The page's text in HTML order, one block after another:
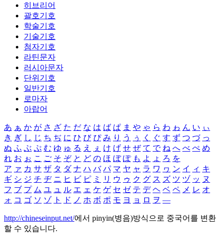
히브리어
괄호기호
학술기호
기술기호
첨자기호
라틴문자
러시아문자
단위기호
일반기호
로마자
아랍어
あ ぁ か が さ ざ た だ な は ば ぱ ま や ゃ ら わ ゎ ん い ぃ
き ぎ し じ ち ぢ に ひ び ぴ み り う ぅ く ぐ す ず つ づ っ
ぬ ふ ぶ ぷ む ゆ ゅ る え ぇ け げ せ ぜ て で ね へ べ ぺ め
れ お ぉ こ ご そ ぞ と ど の ほ ぼ ぽ も よ ょ ろ を
ア ァ カ サ ザ タ ダ ナ ハ バ パ マ ヤ ャ ラ ワ ヮ ン イ ィ キ
ギ シ ジ チ ヂ ニ ヒ ビ ピ ミ リ ウ ゥ ク グ ス ズ ツ ヅ ッ ヌ
フ ブ プ ム ユ ュ ル エ ェ ケ ゲ セ ゼ テ デ ヘ ベ ペ メ レ オ
ォ コ ゴ ソ ゾ ト ド ノ ホ ボ ポ モ ヨ ョ ロ ヲ ―
http://chineseinput.net/에서 pinyin(병음)방식으로 중국어를 변환
할 수 있습니다.